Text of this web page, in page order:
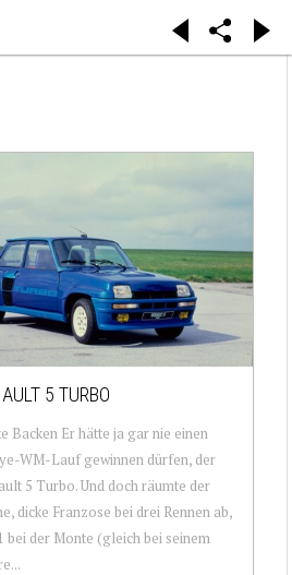
5 TURBO
Backen Er hätte ja gar nie einen
WM-Lauf gewinnen dürfen, der
5 Turbo. Und doch räumte der
dicke Franzose bei drei Rennen ab,
bei der Monte (gleich bei seinem